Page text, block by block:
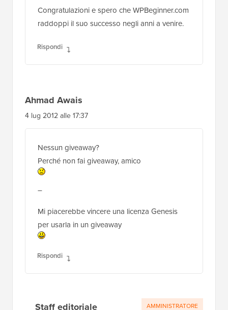
Congratulazioni e spero che WPBeginner.com
raddoppi il suo successo negli anni a venire.
Rispondi
Ahmad Awais
4 lug 2012 alle 17:37
Nessun giveaway?
Perché non fai giveaway, amico
–
Mi piacerebbe vincere una licenza Genesis
per usarla in un giveaway
Rispondi
Staff editoriale AMMINISTRATORE